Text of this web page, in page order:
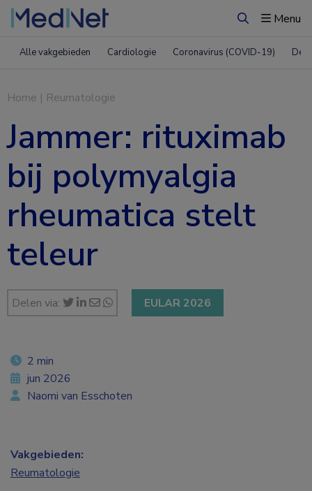
ZoekenMenu
Alle vakgebieden Cardiologie Coronavirus (COVID-19)
Home | Reumatologie
Jammer: rituximab
bij polymyalgia
rheumatica stelt
teleur
Delen via: EULAR 2026
2 min
jun 2026
Naomi van Esschoten
Vakgebieden:
Reumatologie